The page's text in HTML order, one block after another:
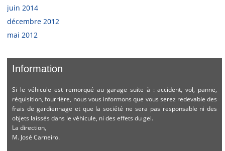
juin 2014
décembre 2012
mai 2012
Information
Si le véhicule est remorqué au garage suite à : accident, vol, panne,
réquisition, fourrière, nous vous informons que vous serez redevable des
frais de gardiennage et que la société ne sera pas responsable ni des
objets laissés dans le véhicule, ni des effets du gel.
La direction,
M. José Carneiro.